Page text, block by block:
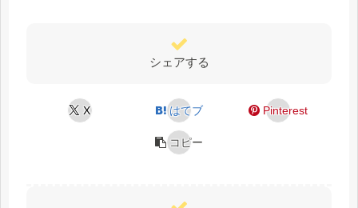
シェアする
X はてブ Pinterest
コピー